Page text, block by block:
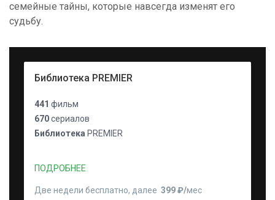
Активировать промокод
семейные тайны, которые навсегда изменят его
судьбу.
Библиотека PREMIER
441 фильм
670сериалов
Библиотека PREMIER
ПОДРОБНЕЕ
Две недели бесплатно, далее 399 ₽⁠/⁠мес